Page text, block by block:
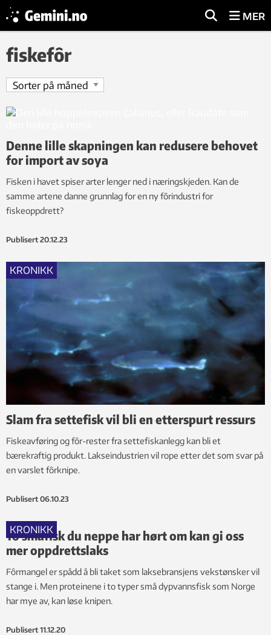
MER
fiskefôr
Denne lille skapningen kan redusere behovet
for import av soya
Fisken i havet spiser arter lenger ned i næringskjeden. Kan de
samme artene danne grunnlag for en ny fôrindustri for
fiskeoppdrett?
Publisert 20.12.23
KRONIKK
Slam fra settefisk vil bli en etterspurt ressurs
Fiskeavføring og fôr-rester fra settefiskanlegg kan bli et
bærekraftig produkt. Lakseindustrien vil rope etter det som svar på
en varslet fôrknipe.
Publisert 06.10.23
KRONIKK
To småfisk du neppe har hørt om kan gi oss
mer oppdrettslaks
Fôrmangel er spådd å bli taket som laksebransjens vekstønsker vil
stange i. Men proteinene i to typer små dypvannsfisk som Norge
har mye av, kan løse knipen.
Publisert 11.12.20